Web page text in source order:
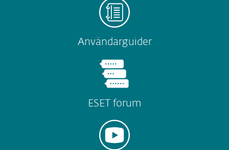
Användarguider
ESET forum